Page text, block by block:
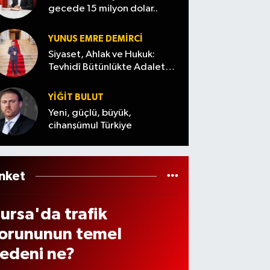
15
gecede 15 milyon dolar..
YUNUS EMRE DEMIRCI
Siyaset, Ahlak ve Hukuk:
Tevhidî Bütünlükte Adalet
YİĞİT BULUT
Yeni, güçlü, büyük,
cihanşümul Türkiye
trafik
temel
ne?